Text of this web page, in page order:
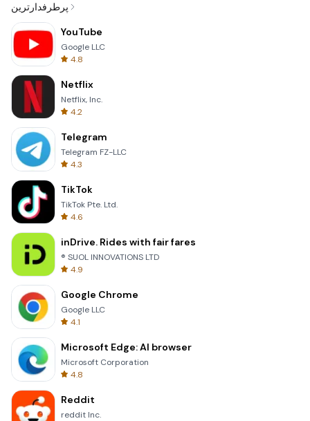
پرطرفدارترین
YouTube
Google LLC
4.8
Netflix
Netflix, Inc.
4.2
Telegram
Telegram FZ-LLC
4.3
TikTok
TikTok Pte. Ltd.
4.6
inDrive. Rides with fair fares
® SUOL INNOVATIONS LTD
4.9
Google Chrome
Google LLC
4.1
Microsoft Edge: AI browser
Microsoft Corporation
4.8
Reddit
reddit Inc.